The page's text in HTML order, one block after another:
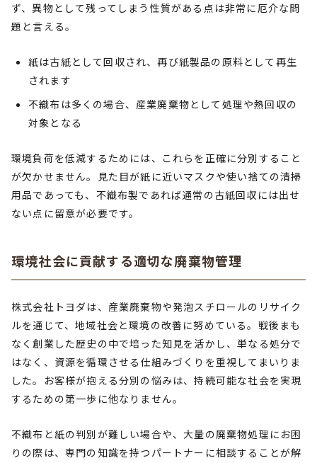
ず、異物として残ってしまう性質がある点は非常に厄介な問
題と言える。
紙は古紙として回収され、再び紙製品の原料として再生
されます
不織布は多くの場合、産業廃棄物として処理や熱回収の
対象となる
環境負荷を低減するためには、これらを正確に分別すること
が欠かせません。見た目が紙に近いマスクや使い捨ての清掃
用品であっても、不織布製であれば通常の古紙回収には出せ
ない点に留意が必要です。
環境社会に貢献する適切な廃棄物管理
株式会社トヨダは、産業廃棄物や発泡スチロールのリサイク
ルを通じて、地域社会と環境の改善に努めている。戦後まも
なく創業した歴史の中で培った知見を活かし、単なる処分で
はなく、資源を循環させる仕組みづくりを重視してまいりま
した。お客様が抱える分別の悩みは、持続可能な社会を実現
するための第一歩に他なりません。
不織布と紙の判別が難しい場合や、大量の廃棄物処理にお困
りの際は、専門の知識を持つパートナーに相談することが解